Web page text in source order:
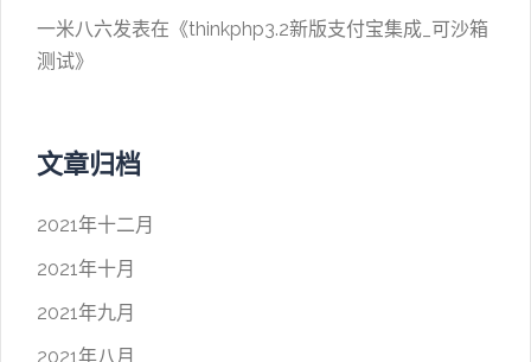
一米八六发表在《thinkphp3.2新版支付宝集成_可沙箱
测试》
文章归档
2021年十二月
2021年十月
2021年九月
2021年八月